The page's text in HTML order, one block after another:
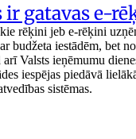
ir gatavas e-
rēķini jeb e-rēķini
budžeta iestādēm, bet
Valsts ieņēmumu
iespējas piedāvā
sistēmas.